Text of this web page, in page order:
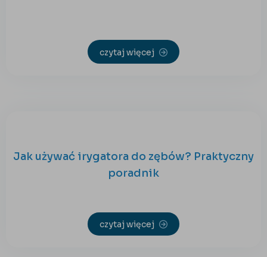
czytaj więcej
Jak używać irygatora do zębów? Praktyczny
poradnik
czytaj więcej